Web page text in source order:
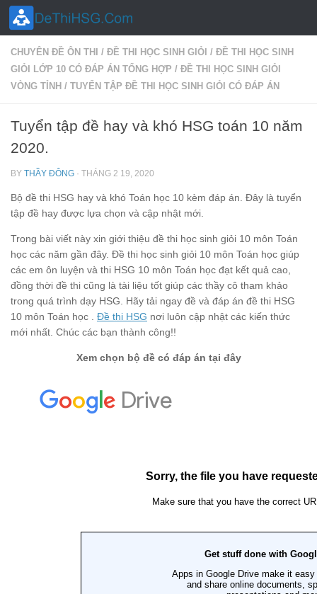
Skip to content
CHUYÊN ĐỀ ÔN THI / ĐỀ THI HỌC SINH GIỎI / ĐỀ THI HỌC SINH
GIỎI LỚP 10 CÓ ĐÁP ÁN TỔNG HỢP / ĐỀ THI HỌC SINH GIỎI
VÒNG TỈNH / TUYỂN TẬP ĐỀ THI HỌC SINH GIỎI CÓ ĐÁP ÁN
Tuyển tập đề hay và khó HSG toán 10 năm
2020.
BY THẦY ĐÔNG · THÁNG 2 19, 2020
Bộ đề thi HSG hay và khó Toán học 10 kèm đáp án. Đây là tuyển
tập đề hay được lựa chọn và cập nhật mới.
Trong bài viết này xin giới thiệu đề thi học sinh giỏi 10 môn Toán
học các năm gần đây. Đề thi học sinh giỏi 10 môn Toán học giúp
các em ôn luyện và thi HSG 10 môn Toán học đạt kết quả cao,
đồng thời đề thi cũng là tài liệu tốt giúp các thầy cô tham khảo
trong quá trình dạy HSG. Hãy tải ngay đề và đáp án đề thi HSG
10 môn Toán học . Đề thi HSG nơi luôn cập nhật các kiến thức
mới nhất. Chúc các bạn thành công!!
Xem chọn bộ đề có đáp án tại đây